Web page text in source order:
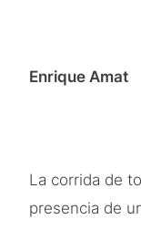
Enrique Amat
La corrida de
presencia de